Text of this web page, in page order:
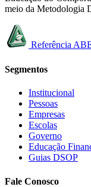
meio da Metodologia
Referência
Segmentos
Institucional
Pessoas
Empresas
Escolas
Governo
Educação
Guias DSOP
Fale Conosco